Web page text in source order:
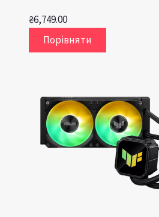
₴6,749.00
Порівняти